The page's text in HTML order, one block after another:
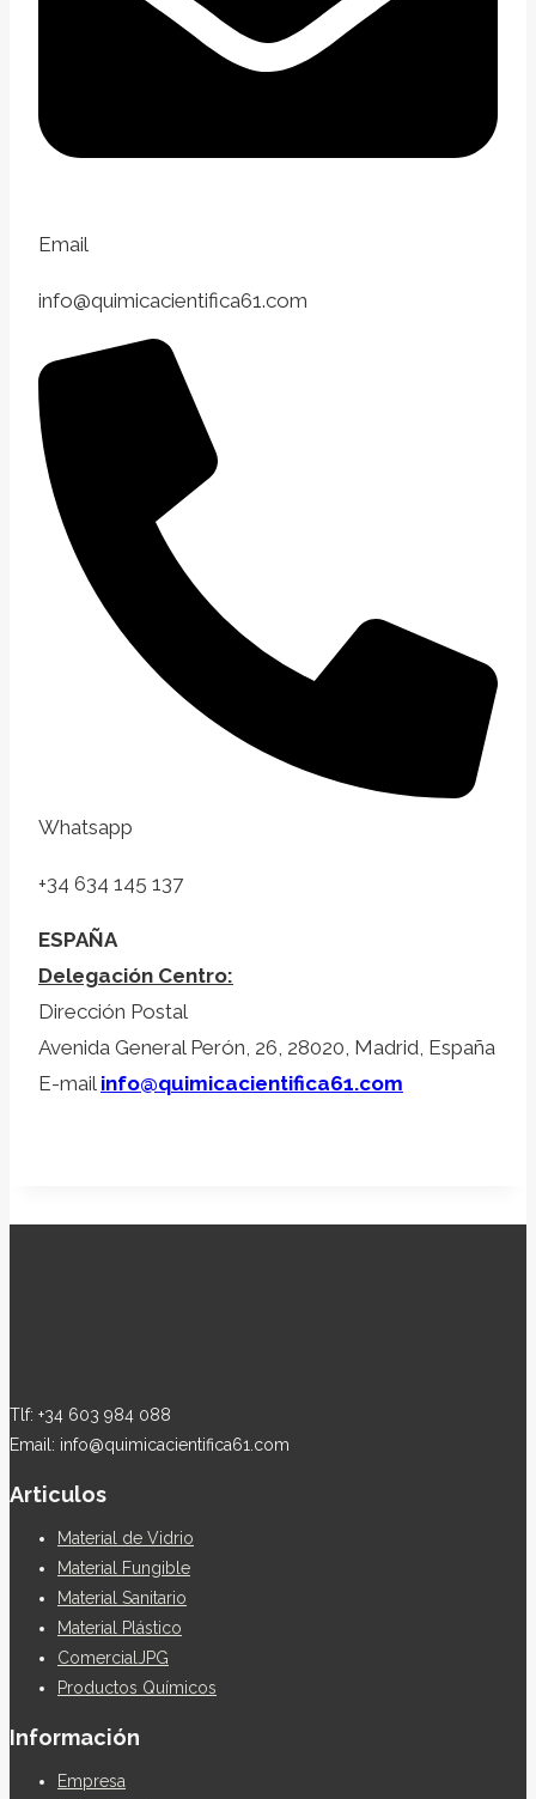
Email
info@quimicacientifica61.com
Whatsapp
+34 634 145 137
ESPAÑA
Delegación Centro:
Dirección Postal
Avenida General Perón, 26, 28020, Madrid, España
E-mail info@quimicacientifica61.com
Tlf: +34 603 984 088
Email: info@quimicacientifica61.com
Articulos
Material de Vidrio
Material Fungible
Material Sanitario
Material Plástico
ComercialJPG
Productos Químicos
Información
Empresa